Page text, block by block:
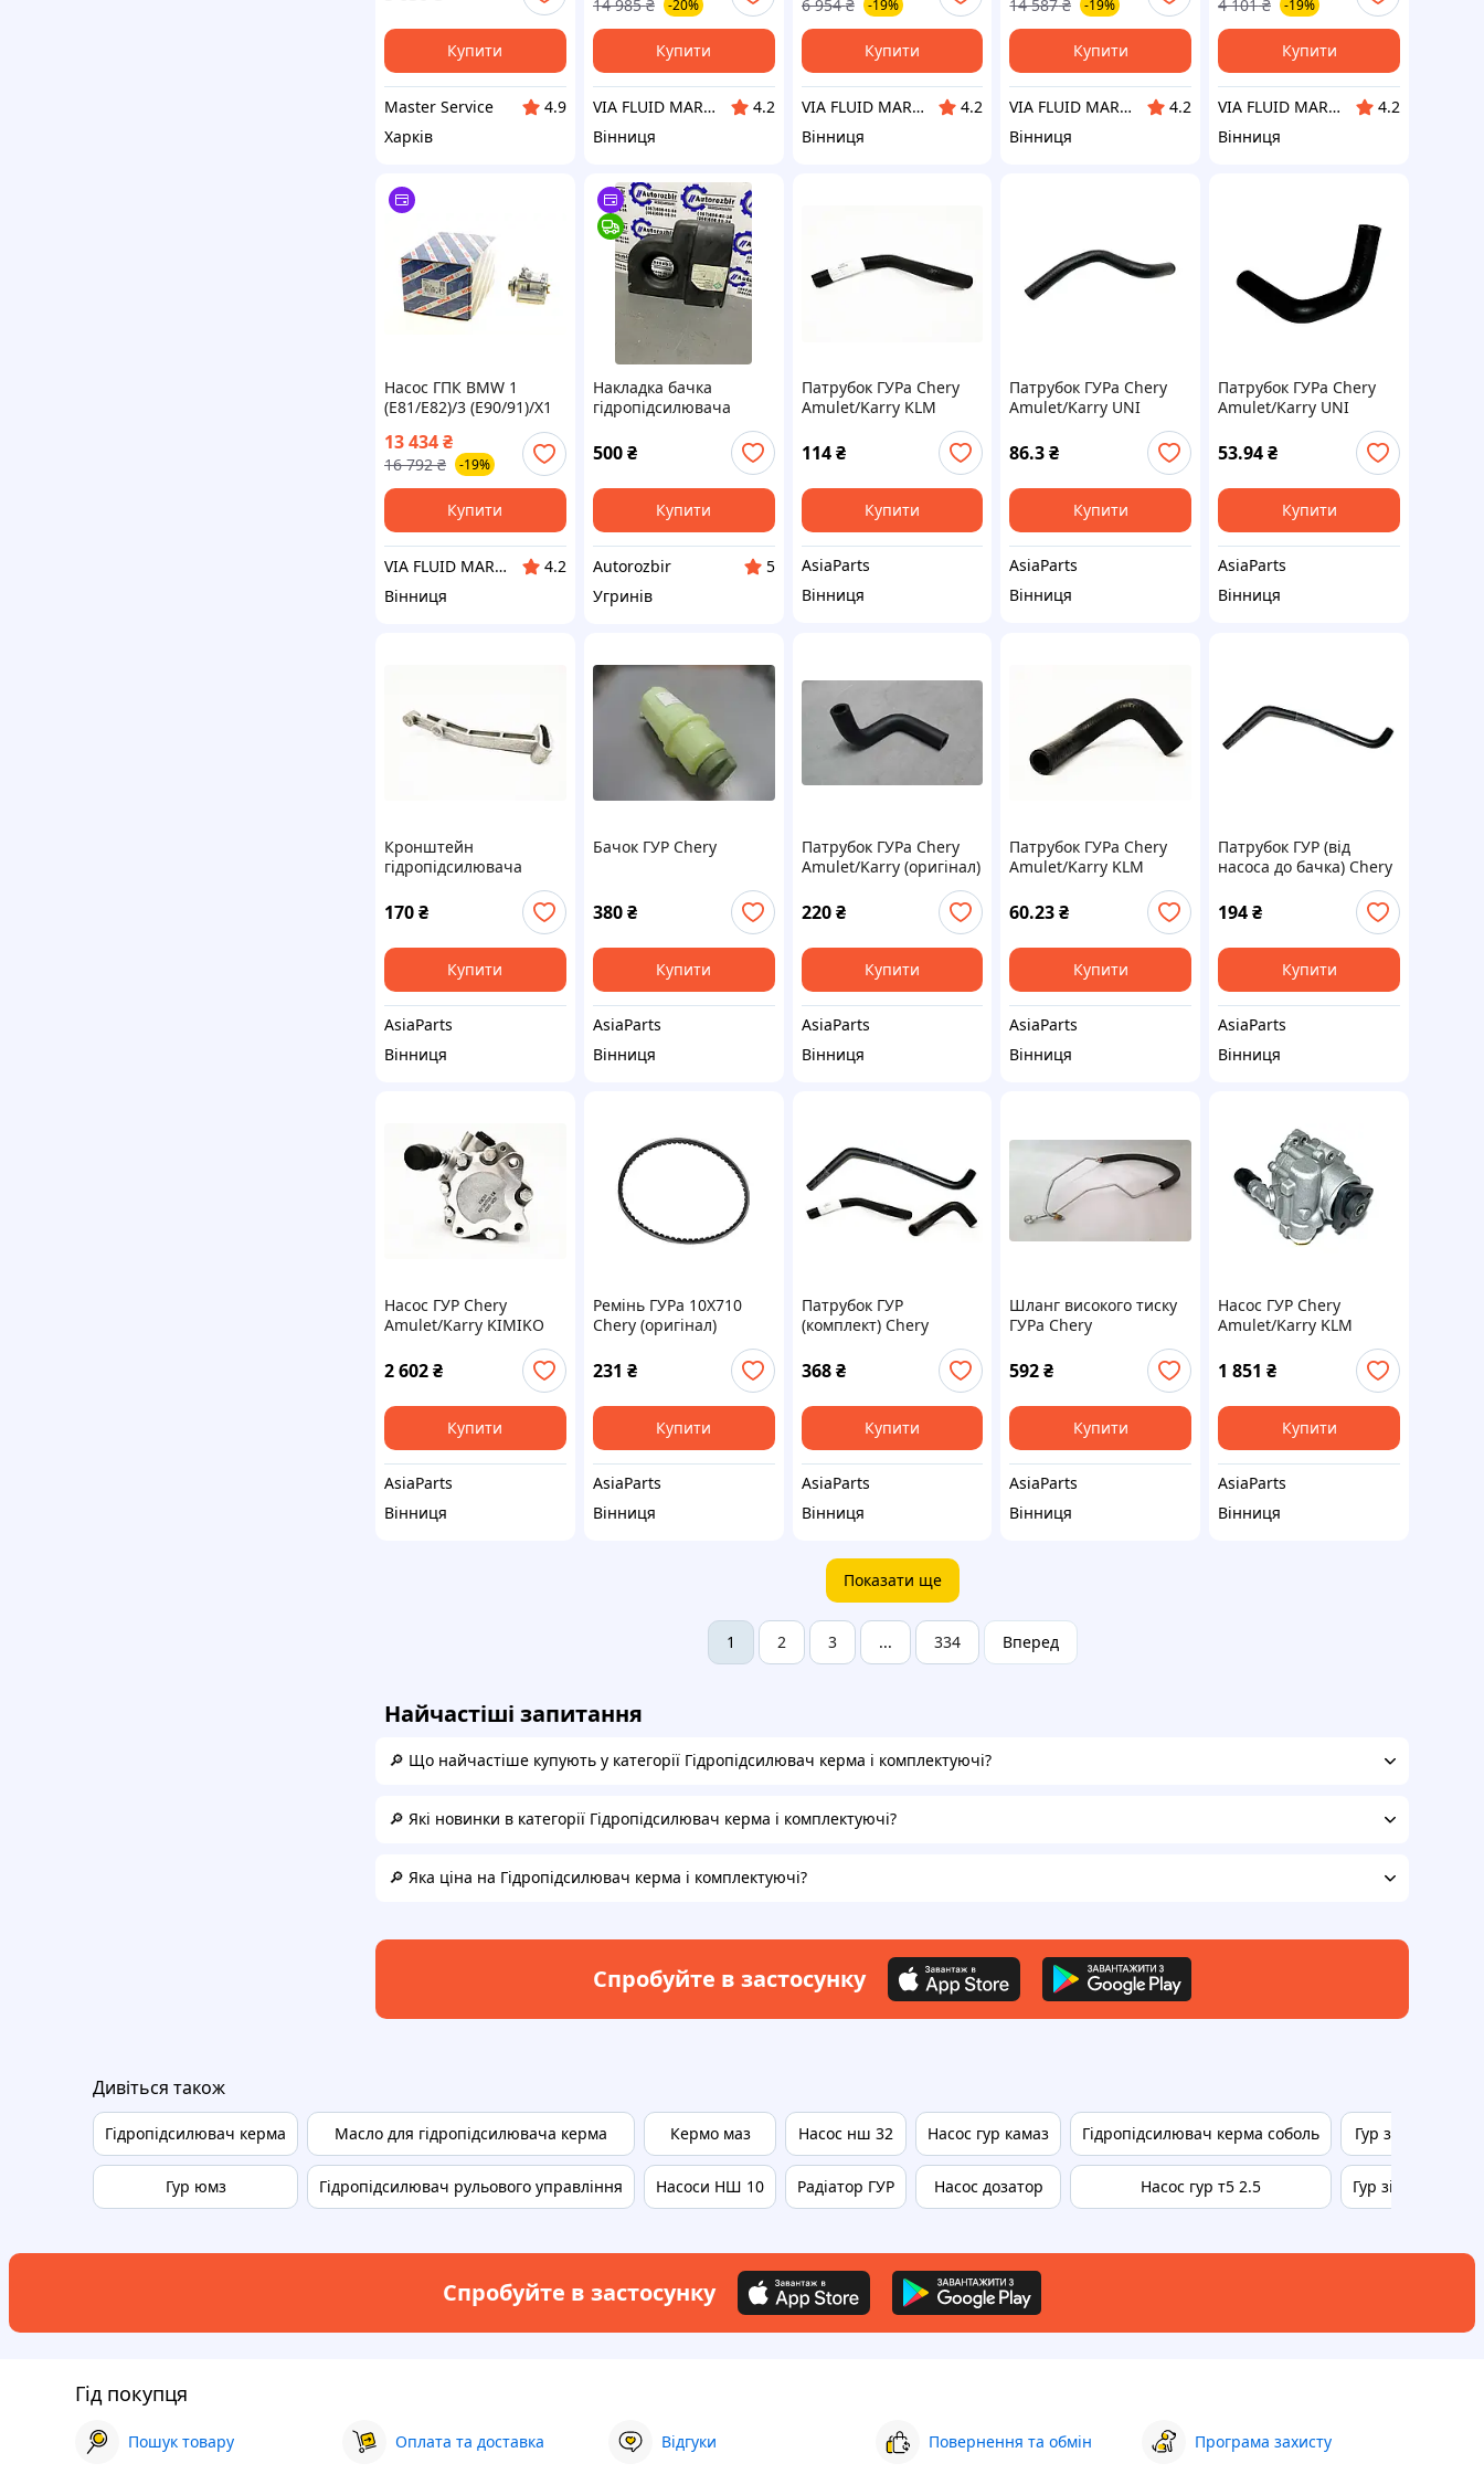
60520, 443100C090)
Купити
Master Service
4.9
Харків
14 985 ₴ -20%
Купити
VIA FLUID MARKET
4.2
Вінниця
(W140)
6 954 ₴ -19%
Купити
VIA FLUID MARKET
4.2
Вінниця
14 587 ₴ -19%
Купити
VIA FLUID MARKET
4.2
Вінниця
4 101 ₴ -19%
Купити
VIA FLUID MARKET
4.2
Вінниця
Насос ГПК BMW 1
(E81/E82)/3 (E90/91)/X1
(N43/N46/N45)
13 434₴
16 792 ₴ -19%
Купити
VIA FLUID MARKET
4.2
Вінниця
Накладка бачка
гідропідсилювача
Passat B5 (3b0422569a)
500₴
Купити
Autorozbir
5
Угринів
Патрубок ГУРа Chery
Amulet/Karry KLM
114 ₴
Купити
AsiaParts
Вінниця
Патрубок ГУРа Chery
Amulet/Karry UNI
86.3₴
Купити
AsiaParts
Вінниця
Патрубок ГУРа Chery
Amulet/Karry UNI
53.94₴
Купити
AsiaParts
Вінниця
Кронштейн
гідропідсилювача
170₴
Купити
AsiaParts
Вінниця
Бачок ГУР Chery
380₴
Купити
AsiaParts
Вінниця
Патрубок ГУРа Chery
Amulet/Karry (оригінал)
220 ₴
Купити
AsiaParts
Вінниця
Патрубок ГУРа Chery
Amulet/Karry KLM
60.23₴
Купити
AsiaParts
Вінниця
Патрубок ГУР (від
насоса до бачка) Chery
194₴
Купити
AsiaParts
Вінниця
Насос ГУР Chery
Amulet/Karry KIMIKO
2 602₴
Купити
AsiaParts
Вінниця
Ремінь ГУРа 10X710
Chery (оригінал)
231 ₴
Купити
AsiaParts
Вінниця
Патрубок ГУР
(комплект) Chery
368 ₴
Купити
AsiaParts
Вінниця
Шланг високого тиску
ГУРа Chery
592₴
Купити
AsiaParts
Вінниця
Насос ГУР Chery
Amulet/Karry KLM
1 851 ₴
Купити
AsiaParts
Вінниця
Показати ще
1 2 3 ... 334 Вперед
Найчастіші запитання
🔎 Що найчастіше купують у категорії Гідропідсилювач керма і комплектуючі?
🔎 Які новинки в категорії Гідропідсилювач керма і комплектуючі?
🔎 Яка ціна на Гідропідсилювач керма і комплектуючі?
Спробуйте в застосунку
Дивіться також
Гідропідсилювач керма
Гур юмз
Масло для гідропідсилювача керма
Гідропідсилювач рульового управління
Кермо маз
Насоси НШ 10
Насос нш 32
Радіатор ГУР
Насос гур камаз
Насос дозатор
Гідропідсилювач керма соболь
Насос гур т5 2.5
Гур зіболь
Гур зіл 130
Спробуйте в застосунку
Гід покупця
Пошук товару Оплата та доставка Відгуки Повернення та обмін Програма захисту